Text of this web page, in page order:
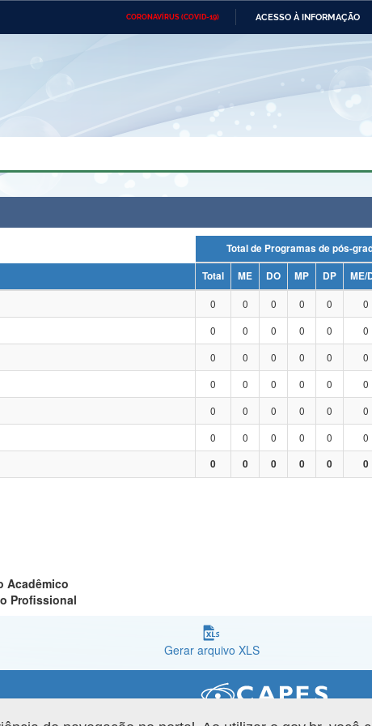
CORONAVÍRUS (COVID-19) ACESSO À INFORMAÇÃO
Ministério das Relações
Ministério do Desenvolvimento
Regional
Advocacia-Geral da União Banco Central do Brasil
Total de Programas
Total ME DO MP DP ME/
0 0 0 0 0 0
0 0 0 0 0 0
0 0 0 0 0 0
0 0 0 0 0 0
0 0 0 0 0 0
0 0 0 0 0 0
0 0 0 0 0 0
Acadêmico
Profissional
Gerar arquivo XLS